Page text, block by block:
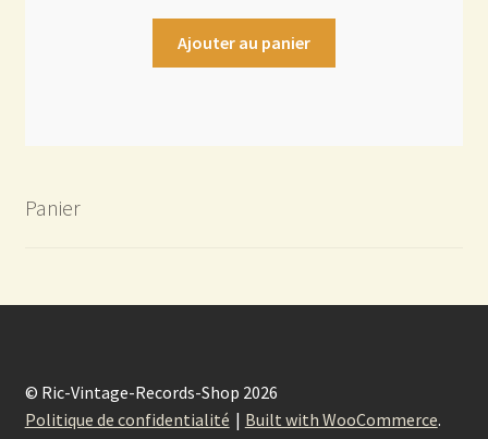
Ajouter au panier
Panier
© Ric-Vintage-Records-Shop 2026
Politique de confidentialité
Built with WooCommerce.